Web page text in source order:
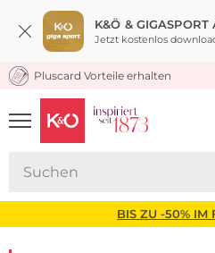
K&Ö & GIGASPORT
Jetzt kostenlos
KOSTENLOSER
Pluscard Vorteile erhalten
UNSERE APP
CLICK &
BIS ZU -50% IM